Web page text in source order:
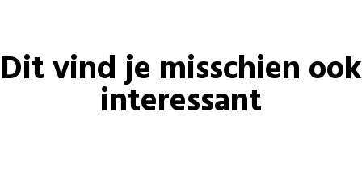
Dit vind je misschien ook
interessant